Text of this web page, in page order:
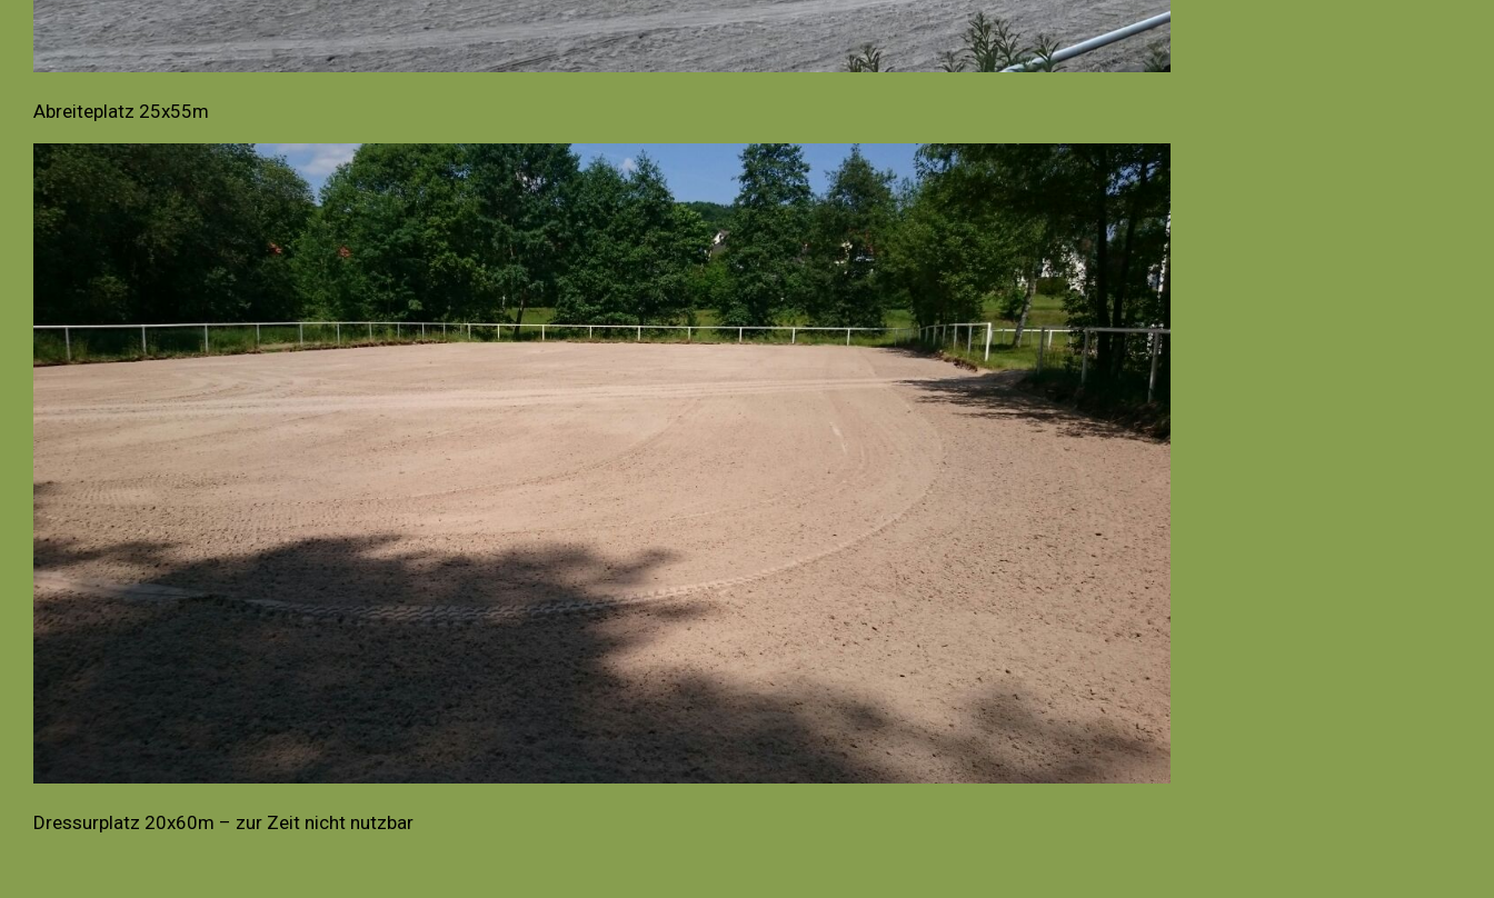
Abreiteplatz 25x55m
Dressurplatz 20x60m – zur Zeit nicht nutzbar